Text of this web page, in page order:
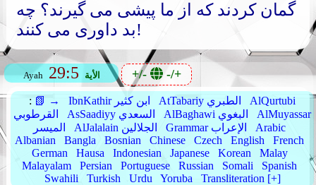
گمان کردند که از ما پیشی می گیرند؟ چه
بد داوری می کنند!
Ayah 29:5 الأية +/- -/+
: 📗 → IbnKathir ابن كثير AtTabariy الطبري
AlQurtubi
القرطوبي
AsSaadiyy السعدي AlBaghawi البغوي
AlMuyassar
الميسر
AlJalalain الجلالين Grammar الإعراب
Arabic
Albanian
Bangla Bosnian Chinese Czech English
French
German
Hausa Indonesian Japanese Korean
Malay
Malayalam
Persian Portuguese Russian Somali
Spanish
Swahili
Turkish Urdu Yoruba Transliteration [+]